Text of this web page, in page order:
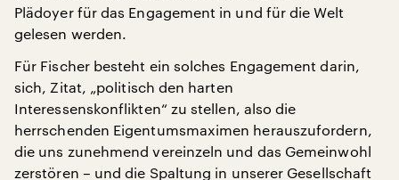
Plädoyer für das Engagement in und für die Welt
gelesen werden.
Für Fischer besteht ein solches Engagement darin,
sich, Zitat, „politisch den harten
Interessenskonflikten“ zu stellen, also die
herrschenden Eigentumsmaximen herauszufordern,
die uns zunehmend vereinzeln und das Gemeinwohl
zerstören – und die Spaltung in unserer Gesellschaft